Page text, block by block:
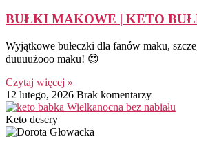
BUŁKI MAKOWE | KETO
Wyjątkowe bułeczki dla fanów maku,
duuuużooo maku! 😍
Czytaj więcej »
12 lutego, 2026 Brak komentarzy
Keto desery